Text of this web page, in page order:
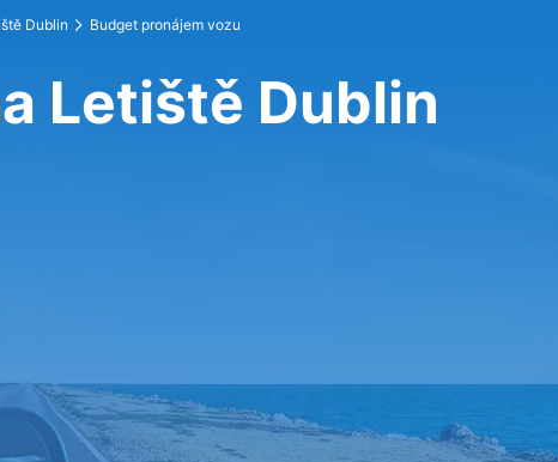
Dublin Budget pronájem vozu
Letiště Dublin